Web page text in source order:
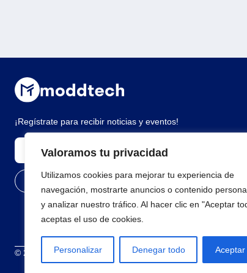
Valoramos tu privacidad
Utilizamos cookies para mejorar tu experiencia de
navegación, mostrarte anuncios o contenido
y analizar nuestro tráfico. Al hacer clic en "Aceptar
aceptas el uso de cookies.
Personalizar Denegar todo Aceptar
¡Regístrate para recibir noticias y eventos!
© 2026 Todos los derechos reservados Términos y